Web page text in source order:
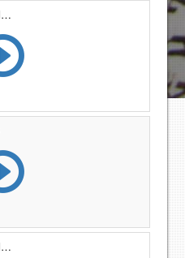
Apokalypse 9: An den "Engel" von Thyatira (Offenbarung 2:18-29)
Apokalypse 8: An den "Engel" von Pergamon (Offenbarung 2:12-17)